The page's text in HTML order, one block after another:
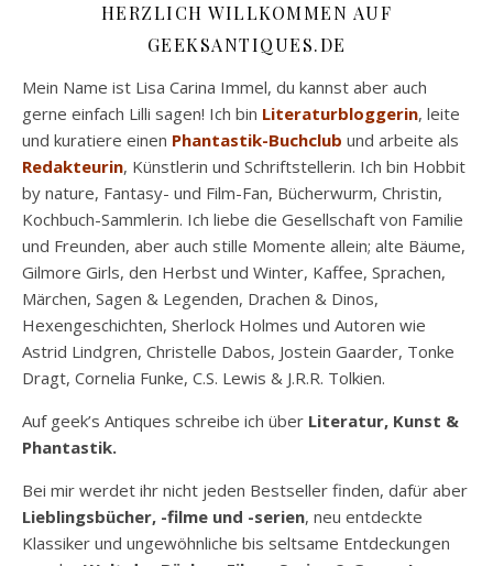
HERZLICH WILLKOMMEN AUF
GEEKSANTIQUES.DE
Mein Name ist Lisa Carina Immel, du kannst aber auch
gerne einfach Lilli sagen! Ich bin Literaturbloggerin, leite
und kuratiere einen Phantastik-Buchclub und arbeite als
Redakteurin, Künstlerin und Schriftstellerin. Ich bin Hobbit
by nature, Fantasy- und Film-Fan, Bücherwurm, Christin,
Kochbuch-Sammlerin. Ich liebe die Gesellschaft von Familie
und Freunden, aber auch stille Momente allein; alte Bäume,
Gilmore Girls, den Herbst und Winter, Kaffee, Sprachen,
Märchen, Sagen & Legenden, Drachen & Dinos,
Hexengeschichten, Sherlock Holmes und Autoren wie
Astrid Lindgren, Christelle Dabos, Jostein Gaarder, Tonke
Dragt, Cornelia Funke, C.S. Lewis & J.R.R. Tolkien.
Auf geek’s Antiques schreibe ich über Literatur, Kunst &
Phantastik.
Bei mir werdet ihr nicht jeden Bestseller finden, dafür aber
Lieblingsbücher, -filme und -serien, neu entdeckte
Klassiker und ungewöhnliche bis seltsame Entdeckungen